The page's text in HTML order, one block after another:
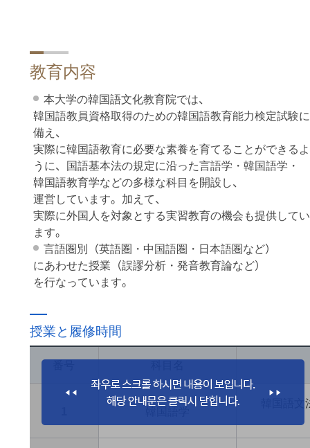
教育内容
本大学の韓国語文化教育院では、
韓国語教員資格取得のための韓国語教育能力検定試験に
備え、
実際に韓国語教育に必要な素養を育てることができるよ
うに、国語基本法の規定に沿った言語学・韓国語学・
韓国語教育学などの多様な科目を開設し、
運営しています。加えて、
実際に外国人を対象とする実習教育の機会も提供してい
ます。
言語圏別（英語圏・中国語圏・日本語圏など）
にあわせた授業（誤謬分析・発音教育論など）
を行なっています。
授業と履修時間
番号 科目名
韓国語学 韓国語